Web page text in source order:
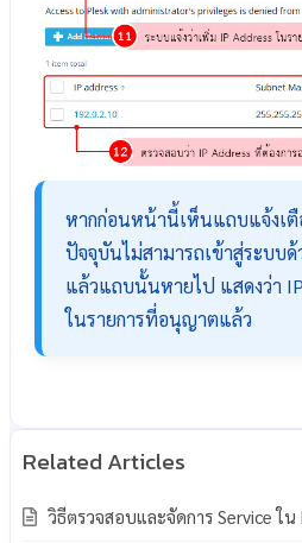
หากก่อนหน้านี้เห็นแถบแจ้งเตื
ปัจจุบันไม่สามารถเข้าสู่ระบบ
แล้วแถบนั้นหายไป แสดงว่า
ในรายการที่อนุญาตแล้ว
วิธีตรวจสอบและจัดการ Service ใน